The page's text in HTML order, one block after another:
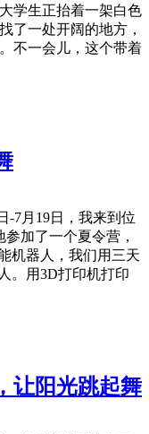
学生正抬着一架白色
了一处开阔的地方，
不一会儿，这个带着
-7月19日，我来到位
加了一个夏令营，
机器人，我们用三天
。用3D打印机打印
让阳光跳起舞